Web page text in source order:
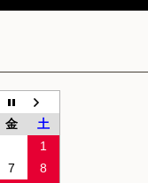
金
土
1
7
8